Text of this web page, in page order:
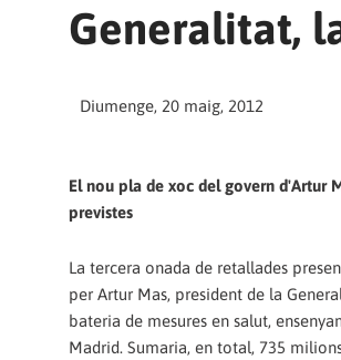
Generalitat,
Diumenge, 20 maig, 2012
El nou pla de xoc del govern d'Artur
previstes
La tercera onada de retallades
per Artur Mas, president de la
bateria de mesures en salut,
Madrid. Sumaria, en total, 735